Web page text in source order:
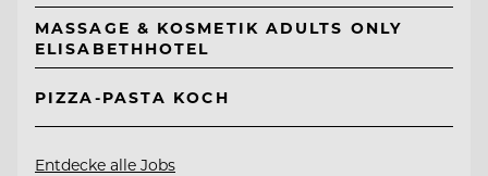
MASSAGE & KOSMETIK ADULTS ONLY
ELISABETHHOTEL
PIZZA-PASTA KOCH
Entdecke alle Jobs